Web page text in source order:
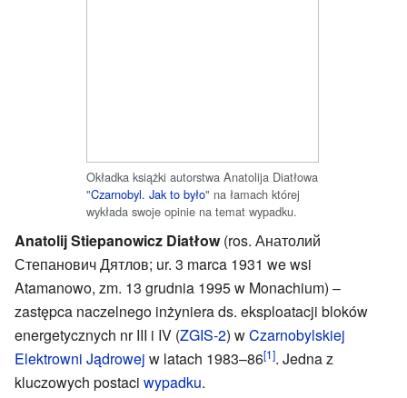
Okładka książki autorstwa Anatolija Diatłowa
"Czarnobyl. Jak to było" na łamach której
wykłada swoje opinie na temat wypadku.
Anatolij Stiepanowicz Diatłow(ros. Анатолий
Степанович Дятлов; ur. 3 marca 1931 we wsi
Atamanowo, zm. 13 grudnia 1995 w Monachium) –
zastępca naczelnego inżyniera ds. eksploatacji bloków
energetycznych nr III i IV (ZGIS-2) wCzarnobylskiej
Elektrowni Jądrowej w latach 1983–86[1]. Jedna z
kluczowych postaci wypadku.